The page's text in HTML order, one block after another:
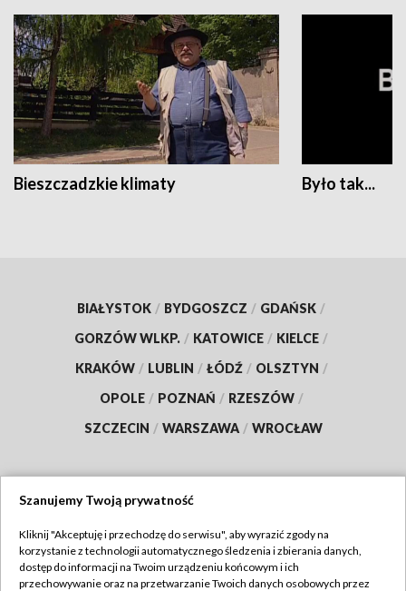
Bieszczadzkie klimaty Było tak...
BIAŁYSTOK / BYDGOSZCZ / GDAŃSK /
GORZÓW WLKP. / KATOWICE / KIELCE /
KRAKÓW / LUBLIN / ŁÓDŹ / OLSZTYN /
OPOLE / POZNAŃ / RZESZÓW /
SZCZECIN / WARSZAWA / WROCŁAW
TVP
Abonament TVP
Szanujemy Twoją prywatność
Kliknij "Akceptuję i przechodzę do serwisu", aby wyrazić zgody na
korzystanie z technologii automatycznego śledzenia i zbierania danych,
dostęp do informacji na Twoim urządzeniu końcowym i ich
przechowywanie oraz na przetwarzanie Twoich danych osobowych przez